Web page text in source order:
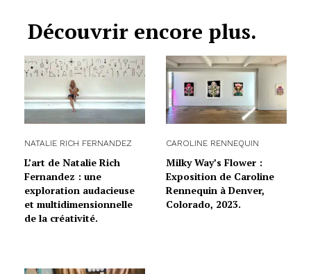
Découvrir encore plus.
NATALIE RICH FERNANDEZ
L’art de Natalie Rich
Fernandez : une
exploration audacieuse
et multidimensionnelle
de la créativité.
CAROLINE RENNEQUIN
Milky Way’s Flower :
Exposition de Caroline
Rennequin à Denver,
Colorado, 2023.